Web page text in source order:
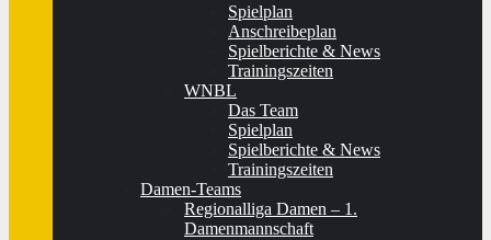
Spielplan
Anschreibeplan
Spielberichte & News
Trainingszeiten
WNBL
Das Team
Spielplan
Spielberichte & News
Trainingszeiten
Damen-Teams
Regionalliga Damen – 1.
Damenmannschaft